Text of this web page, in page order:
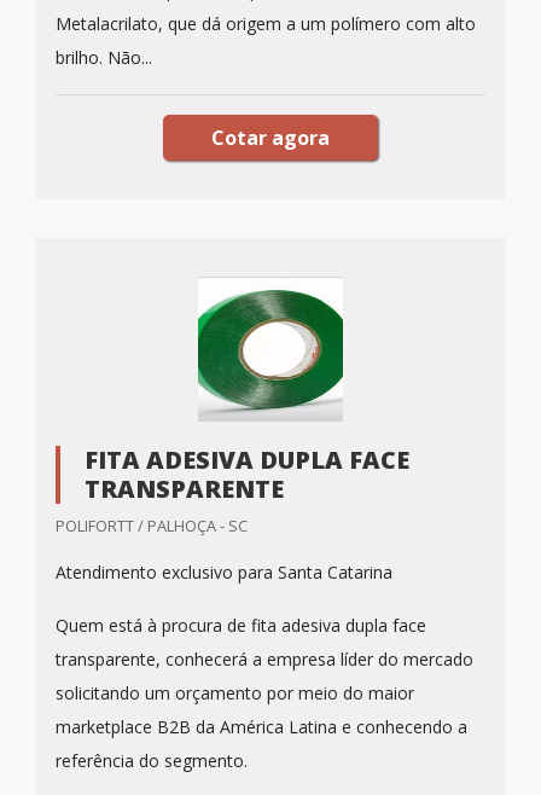
Metalacrilato, que dá origem a um polímero com alto
brilho. Não...
Cotar agora
FITA ADESIVA DUPLA FACE
TRANSPARENTE
POLIFORTT / PALHOÇA - SC
Atendimento exclusivo para Santa Catarina
Quem está à procura de fita adesiva dupla face
transparente, conhecerá a empresa líder do mercado
solicitando um orçamento por meio do maior
marketplace B2B da América Latina e conhecendo a
referência do segmento.